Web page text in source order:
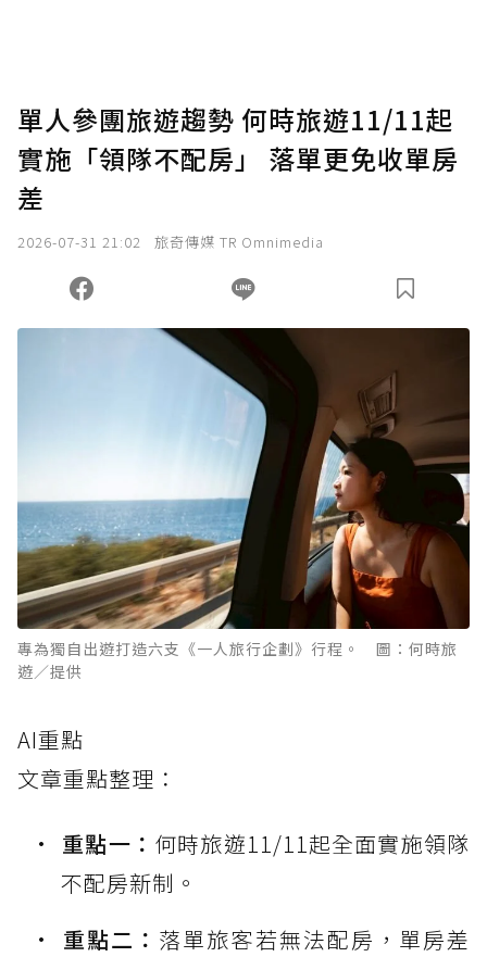
單人參團旅遊趨勢 何時旅遊11/11起
實施「領隊不配房」 落單更免收單房
差
2026-07-31 21:02 旅奇傳媒 TR Omnimedia
專為獨自出遊打造六支《一人旅行企劃》行程。 圖：何時旅
遊／提供
AI重點
文章重點整理：
重點一： 何時旅遊11/11起全面實施領隊
不配房新制。
重點二： 落單旅客若無法配房，單房差